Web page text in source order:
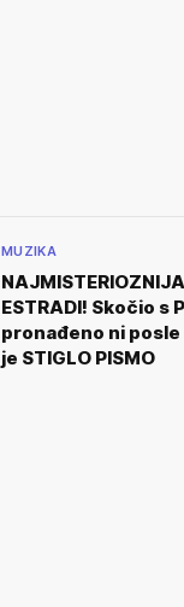
MUZIKA
ESTRADI! Skočio s
pronađeno ni posle
je STIGLO PISMO